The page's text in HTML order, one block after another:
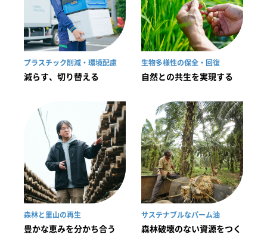
プラスチック削減・環境配慮
減らす、切り替える
生物多様性の保全・回復
自然との共生を実現する
森林と里山の再生
豊かな恵みを分かち合う
サステナブルなパーム油
森林破壊のない資源をつく